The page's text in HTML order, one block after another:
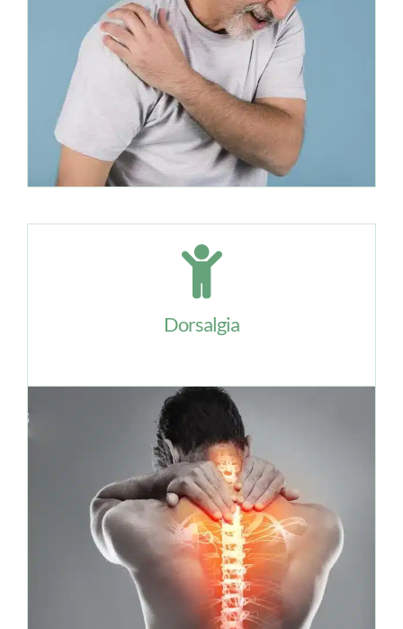
Dorsalgia